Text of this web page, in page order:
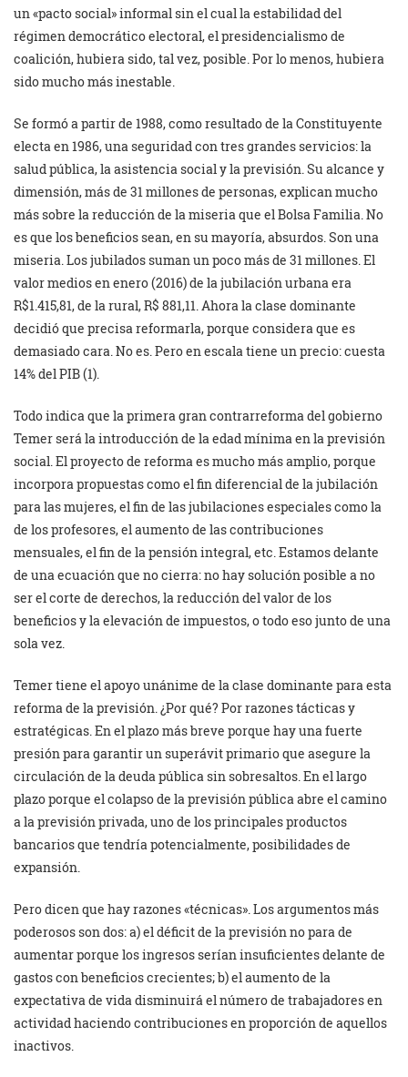
un «pacto social» informal sin el cual la estabilidad del
régimen democrático electoral, el presidencialismo de
coalición, hubiera sido, tal vez, posible. Por lo menos, hubiera
sido mucho más inestable.
Se formó a partir de 1988, como resultado de la Constituyente
electa en 1986, una seguridad con tres grandes servicios: la
salud pública, la asistencia social y la previsión. Su alcance y
dimensión, más de 31 millones de personas, explican mucho
más sobre la reducción de la miseria que el Bolsa Familia. No
es que los beneficios sean, en su mayoría, absurdos. Son una
miseria. Los jubilados suman un poco más de 31 millones. El
valor medios en enero (2016) de la jubilación urbana era
R$1.415,81, de la rural, R$ 881,11. Ahora la clase dominante
decidió que precisa reformarla, porque considera que es
demasiado cara. No es. Pero en escala tiene un precio: cuesta
14% del PIB (1).
Todo indica que la primera gran contrarreforma del gobierno
Temer será la introducción de la edad mínima en la previsión
social. El proyecto de reforma es mucho más amplio, porque
incorpora propuestas como el fin diferencial de la jubilación
para las mujeres, el fin de las jubilaciones especiales como la
de los profesores, el aumento de las contribuciones
mensuales, el fin de la pensión integral, etc. Estamos delante
de una ecuación que no cierra: no hay solución posible a no
ser el corte de derechos, la reducción del valor de los
beneficios y la elevación de impuestos, o todo eso junto de una
sola vez.
Temer tiene el apoyo unánime de la clase dominante para esta
reforma de la previsión. ¿Por qué? Por razones tácticas y
estratégicas. En el plazo más breve porque hay una fuerte
presión para garantir un superávit primario que asegure la
circulación de la deuda pública sin sobresaltos. En el largo
plazo porque el colapso de la previsión pública abre el camino
a la previsión privada, uno de los principales productos
bancarios que tendría potencialmente, posibilidades de
expansión.
Pero dicen que hay razones «técnicas». Los argumentos más
poderosos son dos: a) el déficit de la previsión no para de
aumentar porque los ingresos serían insuficientes delante de
gastos con beneficios crecientes; b) el aumento de la
expectativa de vida disminuirá el número de trabajadores en
actividad haciendo contribuciones en proporción de aquellos
inactivos.